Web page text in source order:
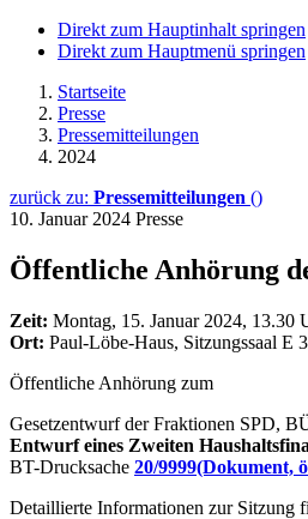
Direkt zum Hauptinhalt springen
Direkt zum Hauptmenü springen
Startseite
Presse
Pressemitteilungen
2024
zurück zu: Pressemitteilungen ()
10. Januar 2024 Presse
Öffentliche Anhörung
Zeit: Montag, 15. Januar 2024, 13.30
Ort: Paul-Löbe-Haus, Sitzungssaal E
Öffentliche Anhörung zum
Gesetzentwurf der Fraktionen SPD,
Entwurf eines Zweiten
BT-Drucksache 20/9999(Dokument,
Detaillierte Informationen zur Sitzung